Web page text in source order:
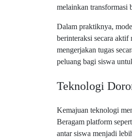
melainkan transformasi
Dalam praktiknya,
berinteraksi secara
mengerjakan tugas
peluang bagi siswa
Teknologi
Kemajuan teknologi
Beragam platform
antar siswa menjadi